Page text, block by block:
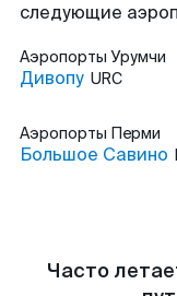
следующие
Аэропорты Урумчи
Дивопу URC
Аэропорты Перми
Большое Савино
Часто